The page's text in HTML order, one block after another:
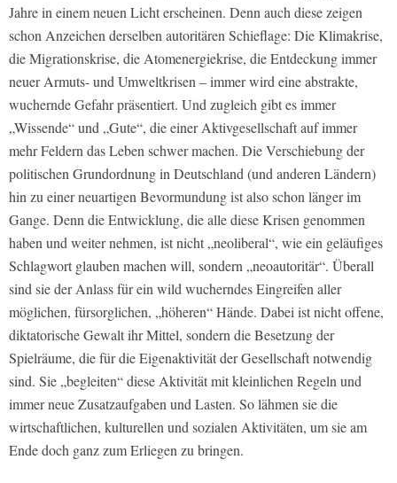
Jahre in einem neuen Licht erscheinen. Denn auch diese zeigen
schon Anzeichen derselben autoritären Schieflage: Die Klimakrise,
die Migrationskrise, die Atomenergiekrise, die Entdeckung immer
neuer Armuts- und Umweltkrisen – immer wird eine abstrakte,
wuchernde Gefahr präsentiert. Und zugleich gibt es immer
„Wissende“ und „Gute“, die einer Aktivgesellschaft auf immer
mehr Feldern das Leben schwer machen. Die Verschiebung der
politischen Grundordnung in Deutschland (und anderen Ländern)
hin zu einer neuartigen Bevormundung ist also schon länger im
Gange. Denn die Entwicklung, die alle diese Krisen genommen
haben und weiter nehmen, ist nicht „neoliberal“, wie ein geläufiges
Schlagwort glauben machen will, sondern „neoautoritär“. Überall
sind sie der Anlass für ein wild wucherndes Eingreifen aller
möglichen, fürsorglichen, „höheren“ Hände. Dabei ist nicht offene,
diktatorische Gewalt ihr Mittel, sondern die Besetzung der
Spielräume, die für die Eigenaktivität der Gesellschaft notwendig
sind. Sie „begleiten“ diese Aktivität mit kleinlichen Regeln und
immer neue Zusatzaufgaben und Lasten. So lähmen sie die
wirtschaftlichen, kulturellen und sozialen Aktivitäten, um sie am
Ende doch ganz zum Erliegen zu bringen.